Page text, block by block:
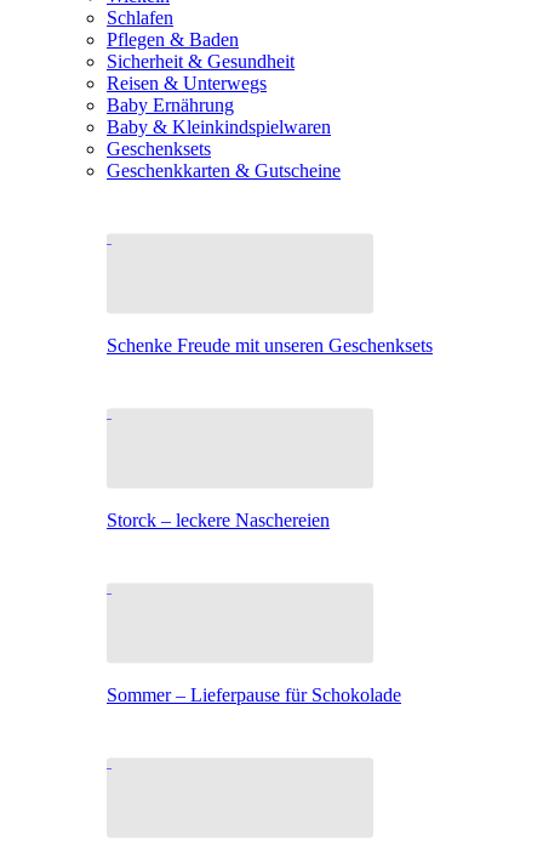
Schlafen
Pflegen & Baden
Sicherheit & Gesundheit
Reisen & Unterwegs
Baby Ernährung
Baby & Kleinkindspielwaren
Geschenksets
Geschenkkarten & Gutscheine
Schenke Freude mit unseren Geschenksets
Storck – leckere Naschereien
Sommer – Lieferpause für Schokolade